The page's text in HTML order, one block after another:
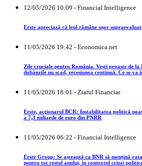
12/05/2026 10:09 - Financial Intelligence
Erste apreciază că leul rămâne ușor supraevaluat
11/05/2026 19:42 - Economica.net
Zile cruciale pentru România. Vești proaste de
dobânzile nu scad, recesiunea continuă. Ce se va
11/05/2026 18:01 - Ziarul Financiar
Erste, acţionarul BCR: Instabilitatea politică
a 7,3 miliarde de euro din PNRR
11/05/2026 06:22 - Financial Intelligence
Erste Group: Se așteaptă ca BNR să mențină
pentru tot restul anului, în contextul crizei